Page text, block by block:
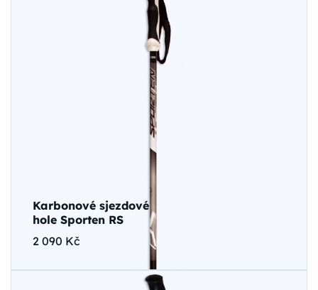
Karbonové sjezdové
hole Sporten RS
2 090 Kč